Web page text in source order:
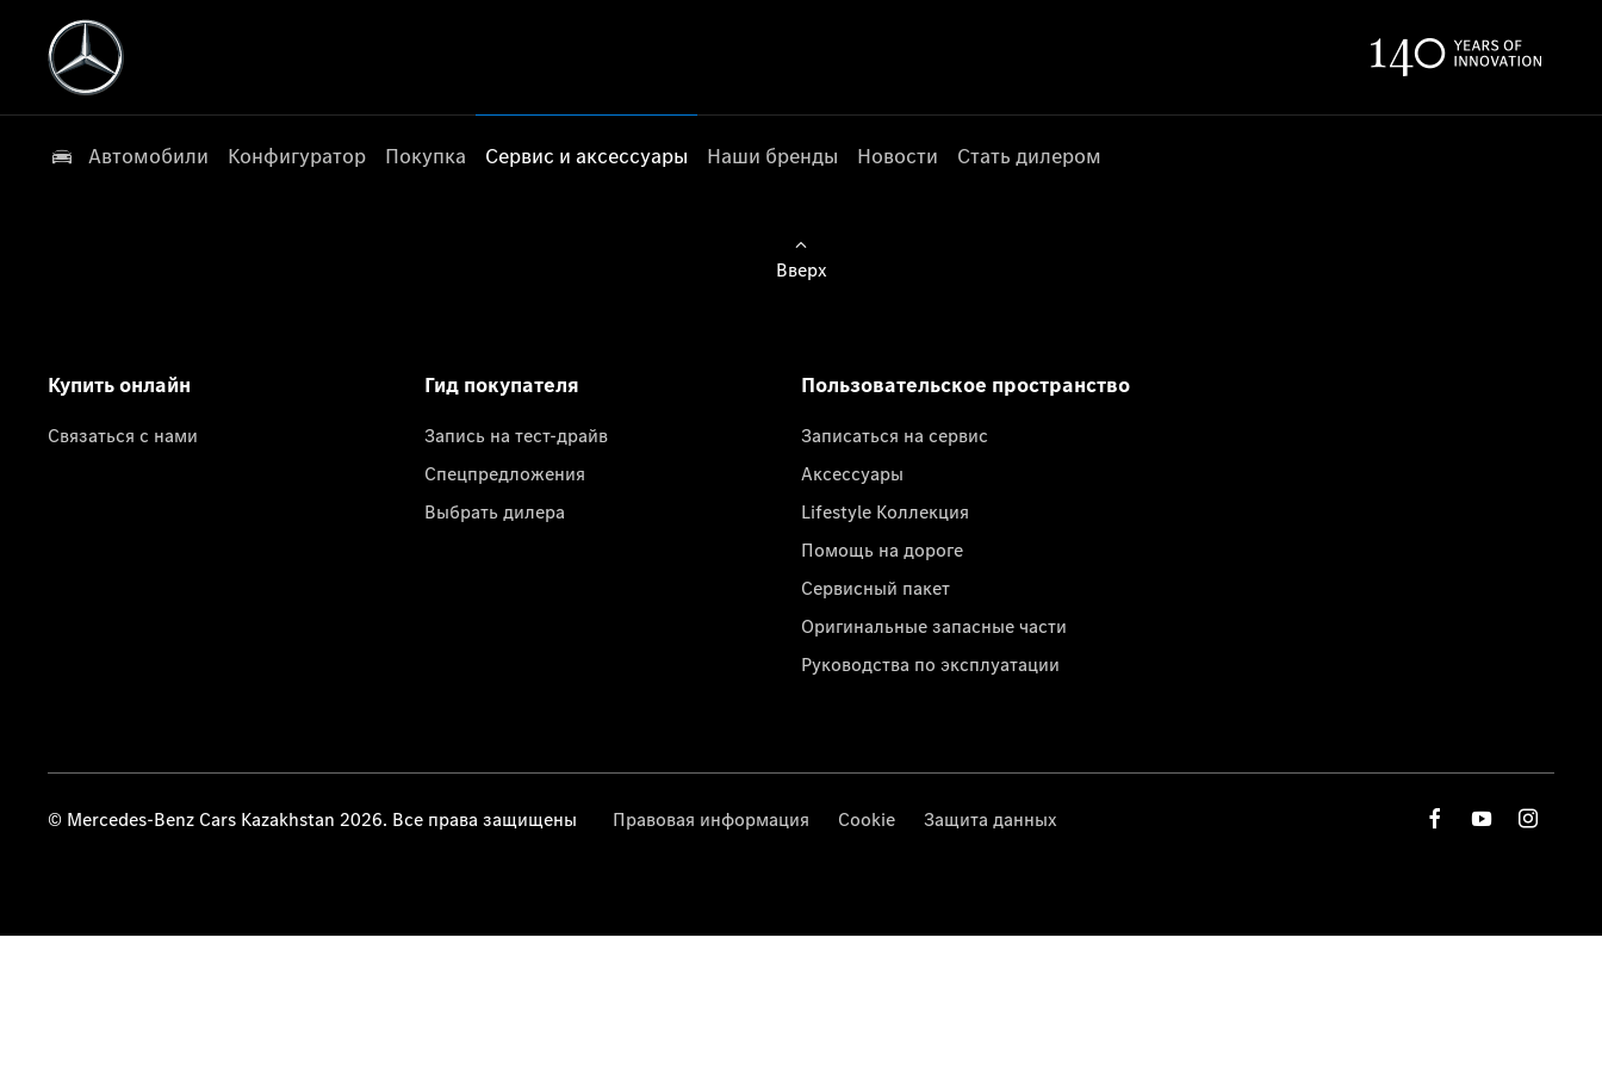
Автомобили Конфигуратор Покупка Сервис и аксессуары Наши бренды Новости Стать дилером
Вверх
Купить онлайн
Связаться с нами
Гид покупателя
Запись на тест-драйв
Спецпредложения
Выбрать дилера
Пользовательское пространство
Записаться на сервис
Аксессуары
Lifestyle Коллекция
Помощь на дороге
Сервисный пакет
Оригинальные запасные части
Руководства по эксплуатации
© Mercedes-Benz Cars Kazakhstan 2026. Все права защищены Правовая информация Cookie Защита данных